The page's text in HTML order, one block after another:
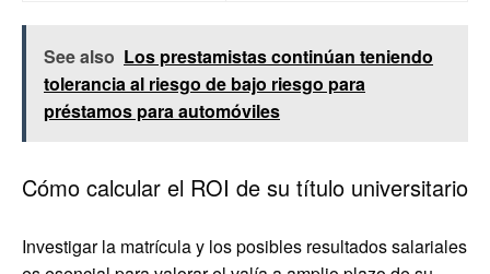
See also Los prestamistas continúan teniendo
tolerancia al riesgo de bajo riesgo para
préstamos para automóviles
Cómo calcular el ROI de su título universitario
Investigar la matrícula y los posibles resultados salariales